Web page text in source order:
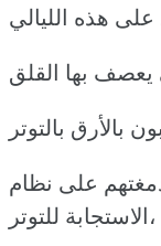
على هذه الليالي
على نظام
الاستجابة للتوتر،